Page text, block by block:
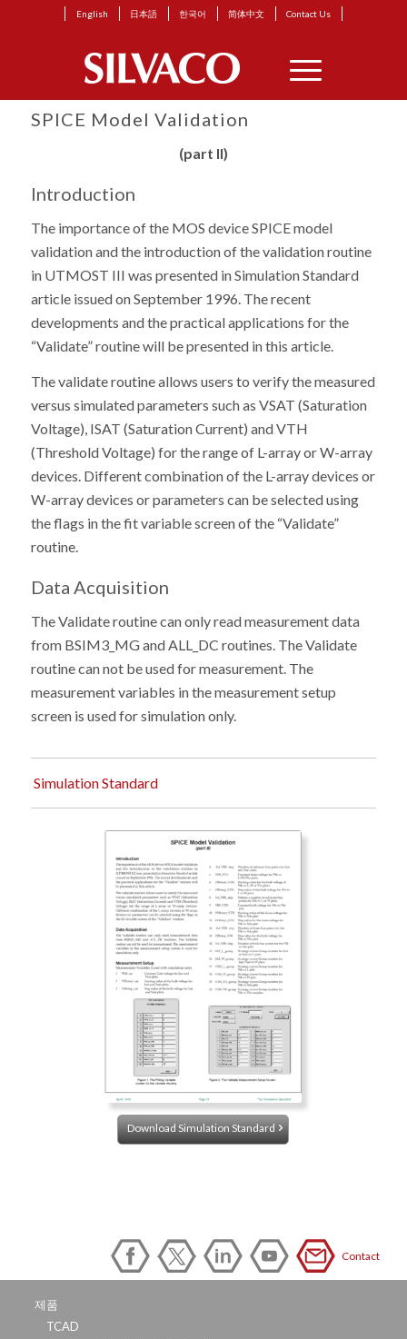
English 日本語 한국어 简体中文 Contact Us
SPICE Model Validation
(part II)
Introduction
The importance of the MOS device SPICE model
validation and the introduction of the validation routine
in UTMOST III was presented in Simulation Standard
article issued on September 1996. The recent
developments and the practical applications for the
“Validate” routine will be presented in this article.
The validate routine allows users to verify the measured
versus simulated parameters such as VSAT (Saturation
Voltage), ISAT (Saturation Current) and VTH
(Threshold Voltage) for the range of L-array or W-array
devices. Different combination of the L-array devices or
W-array devices or parameters can be selected using
the flags in the fit variable screen of the “Validate”
routine.
Data Acquisition
The Validate routine can only read measurement data
from BSIM3_MG and ALL_DC routines. The Validate
routine can not be used for measurement. The
measurement variables in the measurement setup
screen is used for simulation only.
Simulation Standard
Download Simulation Standard
Contact
제품
TCAD